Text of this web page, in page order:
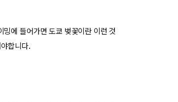
에 들어가면 도쿄 벚꽃이란 이런 것
합니다.